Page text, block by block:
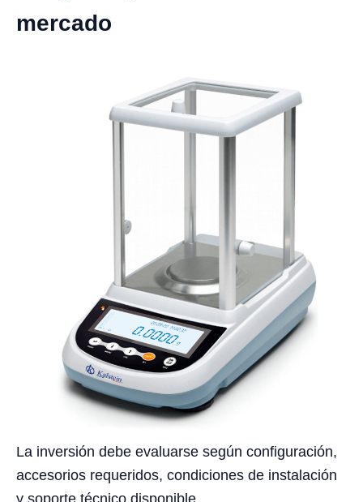
mercado
La inversión debe evaluarse según configuración,
accesorios requeridos, condiciones de instalación
y soporte técnico disponible.